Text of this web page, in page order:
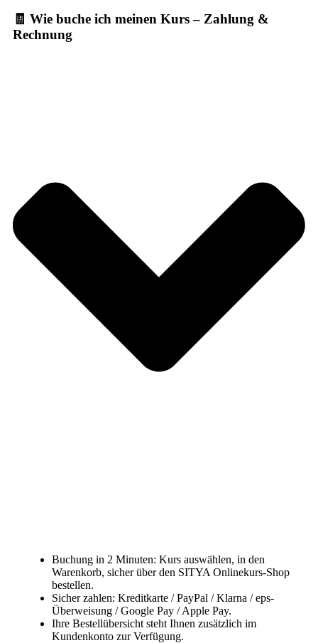
🧾 Wie buche ich meinen Kurs – Zahlung &
Rechnung
Buchung in 2 Minuten: Kurs auswählen, in den
Warenkorb, sicher über den SITYA Onlinekurs-Shop
bestellen.
Sicher zahlen: Kreditkarte / PayPal / Klarna / eps-
Überweisung / Google Pay / Apple Pay.
Ihre Bestellübersicht steht Ihnen zusätzlich im
Kundenkonto zur Verfügung.